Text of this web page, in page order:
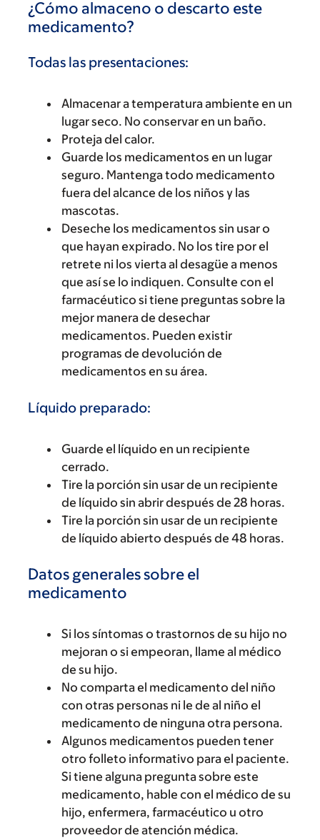
¿Cómo almaceno o descarto este
medicamento?
Todas las presentaciones:
Almacenar a temperatura ambiente en un
lugar seco. No conservar en un baño.
Proteja del calor.
Guarde los medicamentos en un lugar
seguro. Mantenga todo medicamento
fuera del alcance de los niños y las
mascotas.
Deseche los medicamentos sin usar o
que hayan expirado. No los tire por el
retrete ni los vierta al desagüe a menos
que así se lo indiquen. Consulte con el
farmacéutico si tiene preguntas sobre la
mejor manera de desechar
medicamentos. Pueden existir
programas de devolución de
medicamentos en su área.
Líquido preparado:
Guarde el líquido en un recipiente
cerrado.
Tire la porción sin usar de un recipiente
de líquido sin abrir después de 28 horas.
Tire la porción sin usar de un recipiente
de líquido abierto después de 48 horas.
Datos generales sobre el
medicamento
Si los síntomas o trastornos de su hijo no
mejoran o si empeoran, llame al médico
de su hijo.
No comparta el medicamento del niño
con otras personas ni le de al niño el
medicamento de ninguna otra persona.
Algunos medicamentos pueden tener
otro folleto informativo para el paciente.
Si tiene alguna pregunta sobre este
medicamento, hable con el médico de su
hijo, enfermera, farmacéutico u otro
proveedor de atención médica.